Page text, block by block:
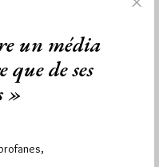
maçonnique du XVIIIe…
un média
de ses
»